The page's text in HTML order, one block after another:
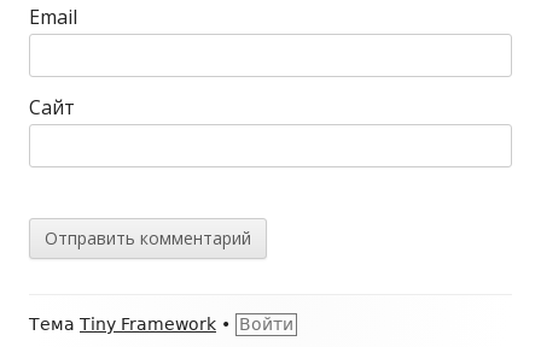
Email
Сайт
Содержимое
Тема Tiny Framework • Войти